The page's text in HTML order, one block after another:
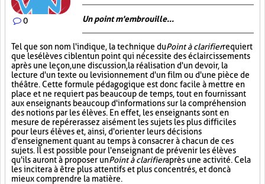
0 Un point m'embrouille...
Tel que son nom l'indique, la technique duPoint à clarifierrequiert
que les élèves ciblent un point qui nécessite des éclaircissements
après une leçon, une discussion, la réalisation d'un devoir, la
lecture d'un texte ou le visionnement d'un film ou d'une pièce de
théâtre. Cette formule pédagogique est donc facile à mettre en
place et ne requiert pas beaucoup de temps, tout en fournissant
aux enseignants beaucoup d'informations sur la compréhension
des notions par les élèves. En effet, les enseignants sont en
mesure de repérer assez aisément les sujets les plus difficiles
pour leurs élèves et, ainsi, d'orienter leurs décisions
d'enseignement quant au temps à consacrer à chacun de ces
sujets. Il est possible pour l'enseignant de prévenir les élèves
qu'ils auront à proposer unPoint à clarifieraprès une activité. Cela
les incitera à être plus attentifs et plus concentrés, et donc à
mieux comprendre la matière.